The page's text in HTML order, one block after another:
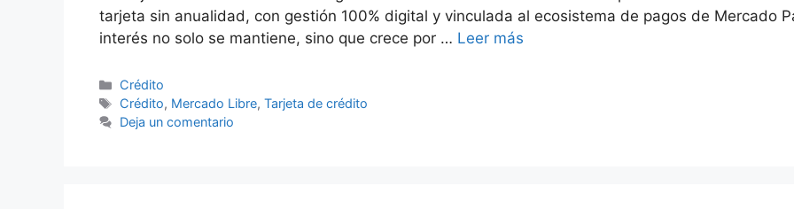
tarjeta sin anualidad, con gestión 100% digital y vinculada al ecosistema de pagos de Mercado
interés no solo se mantiene, sino que crece por … Leer más
Categorías
Crédito
Etiquetas
Crédito, Mercado Libre,Tarjeta de crédito
Deja un comentario